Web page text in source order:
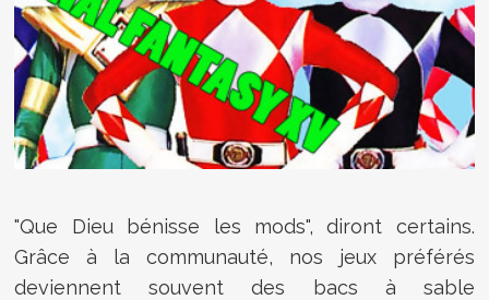
"Que Dieu bénisse les mods", diront certains.
Grâce à la communauté, nos jeux préférés
deviennent souvent des bacs à sable